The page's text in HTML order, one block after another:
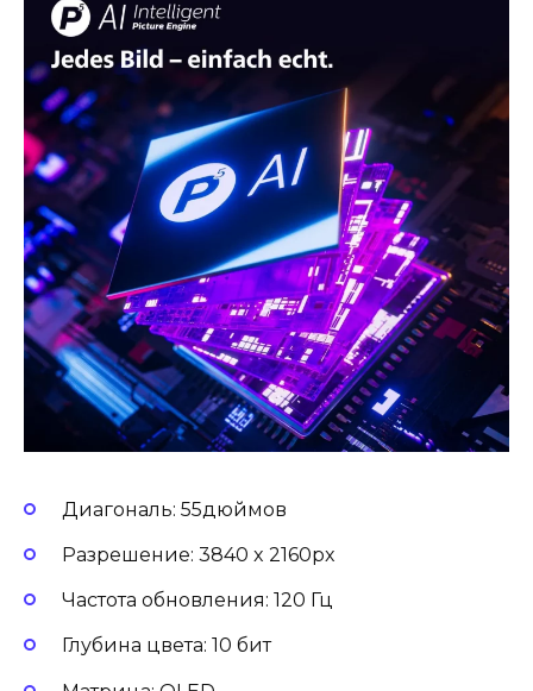
Диагональ: 55дюймов
Разрешение: 3840 x 2160px
Частота обновления: 120 Гц
Глубина цвета: 10 бит